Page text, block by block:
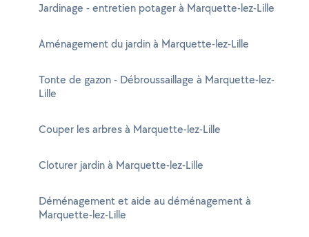
Jardinage - entretien potager à Marquette-lez-Lille
Aménagement du jardin à Marquette-lez-Lille
Tonte de gazon - Débroussaillage à Marquette-lez-
Lille
Couper les arbres à Marquette-lez-Lille
Cloturer jardin à Marquette-lez-Lille
Déménagement et aide au déménagement à
Marquette-lez-Lille